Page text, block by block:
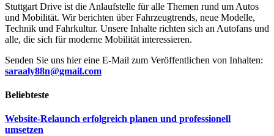
Stuttgart Drive ist die Anlaufstelle für alle Themen rund um Autos
und Mobilität. Wir berichten über Fahrzeugtrends, neue Modelle,
Technik und Fahrkultur. Unsere Inhalte richten sich an Autofans und
alle, die sich für moderne Mobilität interessieren.
Senden Sie uns hier eine E-Mail zum Veröffentlichen von Inhalten:
saraaly88n@gmail.com
Beliebteste
Website-Relaunch erfolgreich planen und professionell
umsetzen